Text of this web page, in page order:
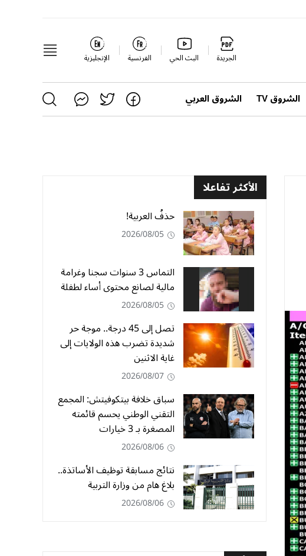
الجريدة البث الحي الفرنسية الإنجليزية
الشروق TV الشروق العربي
الأكثر تفاعلا
حذفُ العربية!
2026/08/05
التماس 3 سنوات سجنا وغرامة
مالية لصانع محتوى أساء لطفلة
2026/08/05
تصل إلى 45 درجة.. موجة حر
شديدة تضرب هذه الولايات إلى
غاية الاثنين
2026/08/07
سباق خلافة بيتكوفيتش: المجمع
التقني الوطني يحسم قائمته
المصغرة بـ 3 خيارات
2026/08/06
نتائج مسابقة توظيف الأساتذة..
بلاغ هام من وزارة التربية
2026/08/06